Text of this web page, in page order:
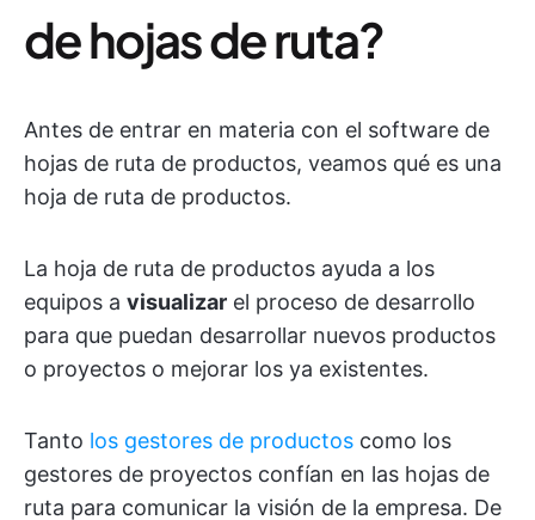
de hojas de ruta?
Antes de entrar en materia con el software de
hojas de ruta de productos, veamos qué es una
hoja de ruta de productos.
La hoja de ruta de productos ayuda a los
equipos a visualizar el proceso de desarrollo
para que puedan desarrollar nuevos productos
o proyectos o mejorar los ya existentes.
Tanto los gestores de productos como los
gestores de proyectos confían en las hojas de
ruta para comunicar la visión de la empresa. De